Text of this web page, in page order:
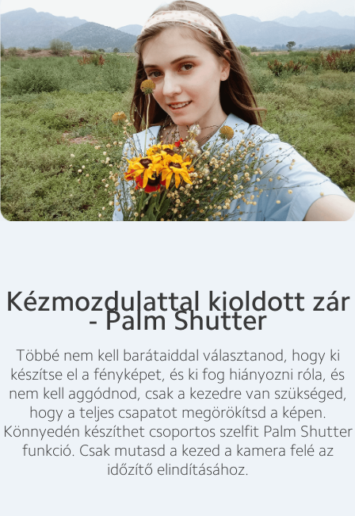
Kézmozdulattal kioldott zár
- Palm Shutter
Többé nem kell barátaiddal választanod, hogy ki
készítse el a fényképet, és ki fog hiányozni róla, és
nem kell aggódnod, csak a kezedre van szükséged,
hogy a teljes csapatot megörökítsd a képen.
Könnyedén készíthet csoportos szelfit Palm Shutter
funkció. Csak mutasd a kezed a kamera felé az
időzítő elindításához.